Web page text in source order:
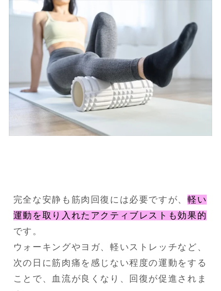
完全な安静も筋肉回復には必要ですが、 軽い
運動を取り入れたアクティブレストも効果的
です。
ウォーキングやヨガ、軽いストレッチなど、
次の日に筋肉痛を感じない程度の運動をする
ことで、血流が良くなり、回復が促進されま